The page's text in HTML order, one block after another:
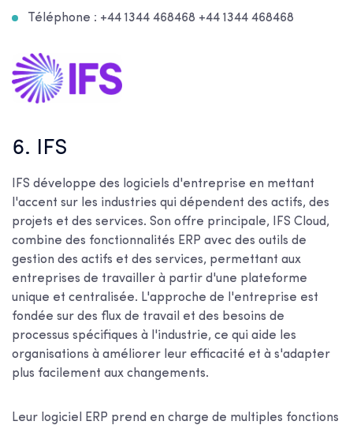
Téléphone : +44 1344 468468 +44 1344 468468
6. IFS
IFS développe des logiciels d'entreprise en mettant
l'accent sur les industries qui dépendent des actifs, des
projets et des services. Son offre principale, IFS Cloud,
combine des fonctionnalités ERP avec des outils de
gestion des actifs et des services, permettant aux
entreprises de travailler à partir d'une plateforme
unique et centralisée. L'approche de l'entreprise est
fondée sur des flux de travail et des besoins de
processus spécifiques à l'industrie, ce qui aide les
organisations à améliorer leur efficacité et à s'adapter
plus facilement aux changements.
Leur logiciel ERP prend en charge de multiples fonctions